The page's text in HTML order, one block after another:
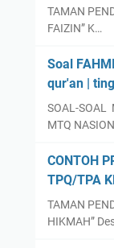
TAMAN
FAIZIN” K…
Soal
qur'an |
SOAL-SOAL
MTQ
CONTOH
TPQ/TPA
TAMAN
HIKMAH”